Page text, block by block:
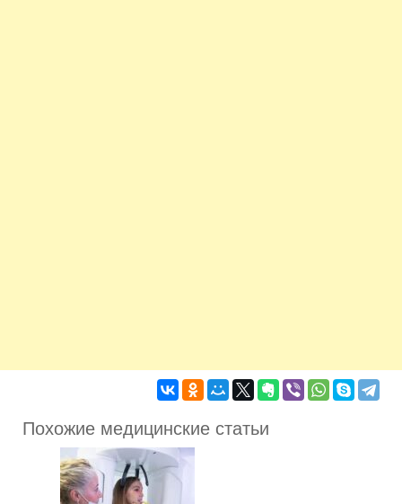
Похожие медицинские статьи